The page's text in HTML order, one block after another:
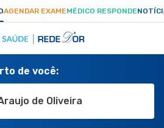
AGENDAR EXAMEMÉDICO RESPONDE
de você:
de Oliveira